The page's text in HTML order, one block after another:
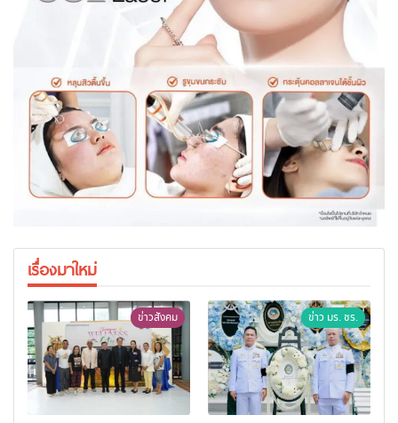
เรื่องมาใหม่
ข่าวสังคม ข่าว มร. ชร.